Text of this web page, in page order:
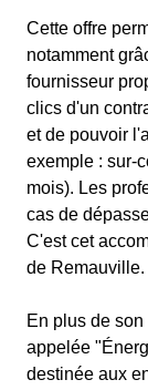
Cette offre
notamment
fournisseur
clics d'un
et de pouvoir
exemple : sur-
mois). Les
cas de
C'est cet
de Remauville.
En plus de
appelée
destinée aux